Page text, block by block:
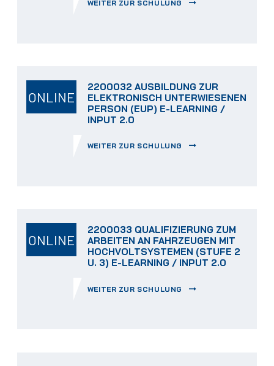
WEITER ZUR SCHULUNG
ONLINE
2200032 AUSBILDUNG ZUR
ELEKTRONISCH UNTERWIESENEN
PERSON (EUP) E-LEARNING /
INPUT 2.0
WEITER ZUR SCHULUNG
ONLINE
2200033 QUALIFIZIERUNG ZUM
ARBEITEN AN FAHRZEUGEN MIT
HOCHVOLTSYSTEMEN (STUFE 2
U. 3) E-LEARNING / INPUT 2.0
WEITER ZUR SCHULUNG